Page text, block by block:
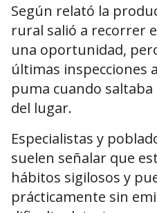
Según relató la
rural salió a recorrer
una oportunidad,
últimas inspecciones
puma cuando saltaba
del lugar.
Especialistas y
suelen señalar que
hábitos sigilosos y
prácticamente sin